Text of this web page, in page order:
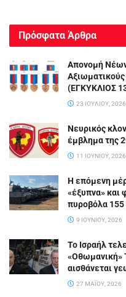
Πρόσφατα Άρθρα
Απονομή
(ΕΓΚΥΚΛΙΟΣ
23 ΙΟΥΛΊΟΥ, 2026
Νευρικός
έμβλημα της
11 ΙΟΥΝΊΟΥ, 2026
Η επόμενη
«έξυπνα» και
πυροβόλα 155
9 ΙΟΥΝΊΟΥ, 2026
Το Ισραήλ
«Οθωμανική»
αισθάνεται
27 ΜΑΪ́ΟΥ, 2026